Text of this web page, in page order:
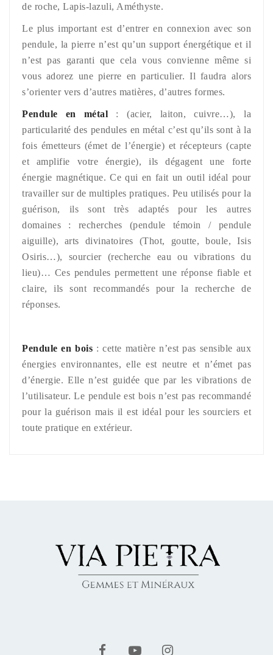
de roche, Lapis-lazuli, Améthyste.
Le plus important est d’entrer en connexion avec son
pendule, la pierre n’est qu’un support énergétique et il
n’est pas garanti que cela vous convienne même si
vous adorez une pierre en particulier. Il faudra alors
s’orienter vers d’autres matières, d’autres formes.
Pendule en métal : (acier, laiton, cuivre…), la
particularité des pendules en métal c’est qu’ils sont à la
fois émetteurs (émet de l’énergie) et récepteurs (capte
et amplifie votre énergie), ils dégagent une forte
énergie magnétique. Ce qui en fait un outil idéal pour
travailler sur de multiples pratiques. Peu utilisés pour la
guérison, ils sont très adaptés pour les autres
domaines : recherches (pendule témoin / pendule
aiguille), arts divinatoires (Thot, goutte, boule, Isis
Osiris…), sourcier (recherche eau ou vibrations du
lieu)… Ces pendules permettent une réponse fiable et
claire, ils sont recommandés pour la recherche de
réponses.
Pendule en bois : cette matière n’est pas sensible aux
énergies environnantes, elle est neutre et n’émet pas
d’énergie. Elle n’est guidée que par les vibrations de
l’utilisateur. Le pendule est bois n’est pas recommandé
pour la guérison mais il est idéal pour les sourciers et
toute pratique en extérieur.